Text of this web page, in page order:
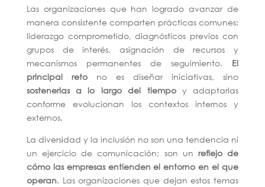
Las organizaciones que han logrado avanzar de
manera consistente comparten prácticas comunes:
liderazgo comprometido, diagnósticos previos con
grupos de interés, asignación de recursos y
mecanismos permanentes de seguimiento. El
principal retono es diseñar iniciativas, sino
sostenerlas a lo largo del tiempoy adaptarlas
conforme evolucionan los contextos internos y
externos.
La diversidad y la inclusión no son una tendencia ni
un ejercicio de comunicación; son un reflejo de
cómo las empresas entienden el entorno en el que
operan. Las organizaciones que dejan estos temas